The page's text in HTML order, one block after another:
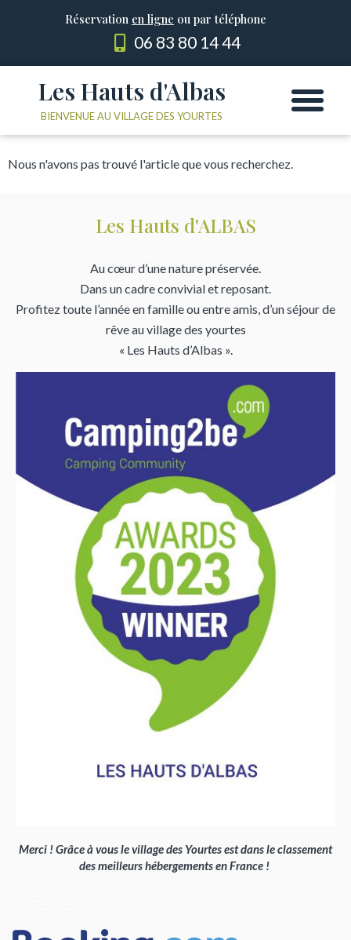
Réservation en ligne ou par téléphone
06 83 80 14 44
Les Hauts d'Albas
BIENVENUE AU VILLAGE DES YOURTES
Nous n'avons pas trouvé l'article que vous recherchez.
Les Hauts d'ALBAS
Au cœur d’une nature préservée.
Dans un cadre convivial et reposant.
Profitez toute l’année en famille ou entre amis, d’un séjour de
rêve au village des yourtes
« Les Hauts d’Albas ».
Merci ! Grâce à vous le village des Yourtes est dans le classement
des meilleurs hébergements en France !